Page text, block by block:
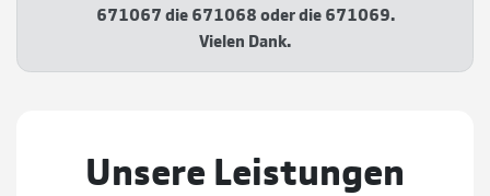
671067 die 671068 oder die 671069.
Vielen Dank.
Unsere Leistungen